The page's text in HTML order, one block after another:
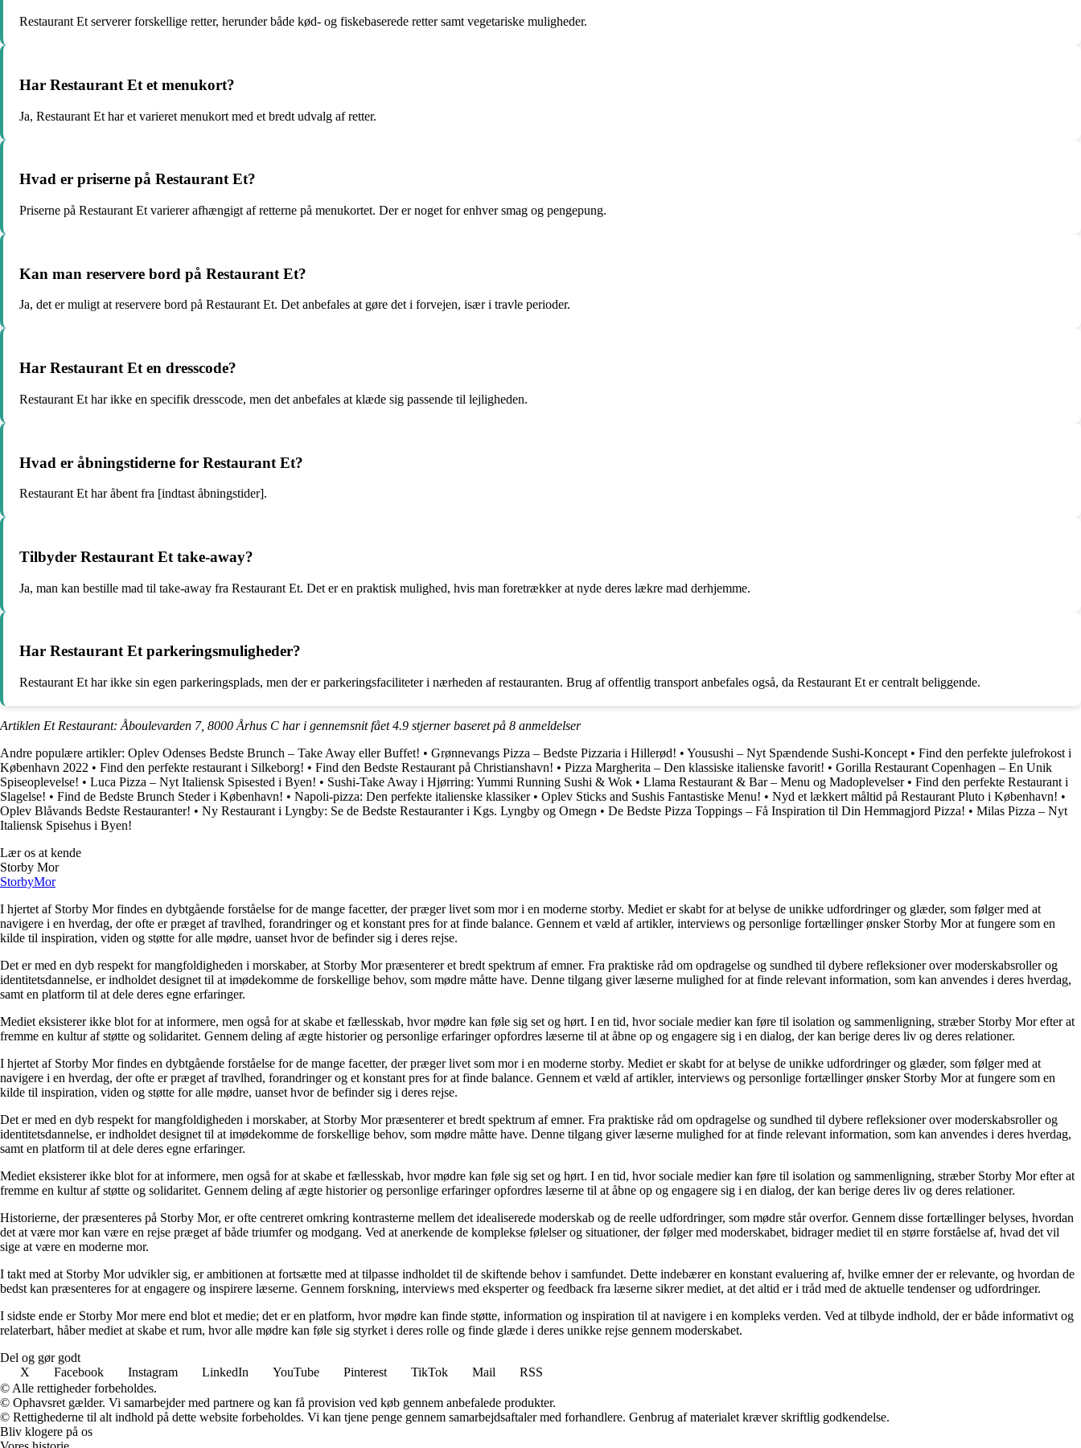
Restaurant Et serverer forskellige retter, herunder både kød- og fiskebaserede retter samt vegetariske muligheder.
Har Restaurant Et et menukort?
Ja, Restaurant Et har et varieret menukort med et bredt udvalg af retter.
Hvad er priserne på Restaurant Et?
Priserne på Restaurant Et varierer afhængigt af retterne på menukortet. Der er noget for enhver smag og pengepung.
Kan man reservere bord på Restaurant Et?
Ja, det er muligt at reservere bord på Restaurant Et. Det anbefales at gøre det i forvejen, især i travle perioder.
Har Restaurant Et en dresscode?
Restaurant Et har ikke en specifik dresscode, men det anbefales at klæde sig passende til lejligheden.
Hvad er åbningstiderne for Restaurant Et?
Restaurant Et har åbent fra [indtast åbningstider].
Tilbyder Restaurant Et take-away?
Ja, man kan bestille mad til take-away fra Restaurant Et. Det er en praktisk mulighed, hvis man foretrækker at nyde deres lækre mad derhjemme.
Har Restaurant Et parkeringsmuligheder?
Restaurant Et har ikke sin egen parkeringsplads, men der er parkeringsfaciliteter i nærheden af restauranten. Brug af offentlig transport anbefales også, da Restaurant Et er centralt beliggende.
Artiklen Et Restaurant: Åboulevarden 7, 8000 Århus C har i gennemsnit fået4.9 stjerner baseret på 8 anmeldelser
Andre populære artikler: Oplev Odenses Bedste Brunch – Take Away eller Buffet! • Grønnevangs Pizza – Bedste Pizzaria i Hillerød! • Yousushi – Nyt Spændende Sushi-Koncept • Find den perfekte julefrokost i
København 2022 • Find den perfekte restaurant i Silkeborg! • Find den Bedste Restaurant på Christianshavn! • Pizza Margherita – Den klassiske italienske favorit! • Gorilla Restaurant Copenhagen – En Unik
Spiseoplevelse! • Luca Pizza – Nyt Italiensk Spisested i Byen! • Sushi-Take Away i Hjørring: Yummi Running Sushi & Wok • Llama Restaurant & Bar – Menu og Madoplevelser• Find den perfekte Restaurant i
Slagelse! • Find de Bedste Brunch Steder i København! • Napoli-pizza: Den perfekte italienske klassiker• Oplev Sticks and Sushis Fantastiske Menu! • Nyd et lækkert måltid på Restaurant Pluto i København! •
Oplev Blåvands Bedste Restauranter! • Ny Restaurant i Lyngby: Se de Bedste Restauranter i Kgs. Lyngby og Omegn • De Bedste Pizza Toppings – Få Inspiration til Din Hemmagjord Pizza! • Milas Pizza – Nyt
Italiensk Spisehus i Byen!
Lær os at kende
Storby Mor
StorbyMor
I hjertet af Storby Mor findes en dybtgående forståelse for de mange facetter, der præger livet som mor i en moderne storby. Mediet er skabt for at belyse de unikke udfordringer og glæder, som følger med at
navigere i en hverdag, der ofte er præget af travlhed, forandringer og et konstant pres for at finde balance. Gennem et væld af artikler, interviews og personlige fortællinger ønsker Storby Mor at fungere som en
kilde til inspiration, viden og støtte for alle mødre, uanset hvor de befinder sig i deres rejse.
Det er med en dyb respekt for mangfoldigheden i morskaber, at Storby Mor præsenterer et bredt spektrum af emner. Fra praktiske råd om opdragelse og sundhed til dybere refleksioner over moderskabsroller og
identitetsdannelse, er indholdet designet til at imødekomme de forskellige behov, som mødre måtte have. Denne tilgang giver læserne mulighed for at finde relevant information, som kan anvendes i deres hverdag,
samt en platform til at dele deres egne erfaringer.
Mediet eksisterer ikke blot for at informere, men også for at skabe et fællesskab, hvor mødre kan føle sig set og hørt. I en tid, hvor sociale medier kan føre til isolation og sammenligning, stræber Storby Mor efter at
fremme en kultur af støtte og solidaritet. Gennem deling af ægte historier og personlige erfaringer opfordres læserne til at åbne op og engagere sig i en dialog, der kan berige deres liv og deres relationer.
I hjertet af Storby Mor findes en dybtgående forståelse for de mange facetter, der præger livet som mor i en moderne storby. Mediet er skabt for at belyse de unikke udfordringer og glæder, som følger med at
navigere i en hverdag, der ofte er præget af travlhed, forandringer og et konstant pres for at finde balance. Gennem et væld af artikler, interviews og personlige fortællinger ønsker Storby Mor at fungere som en
kilde til inspiration, viden og støtte for alle mødre, uanset hvor de befinder sig i deres rejse.
Det er med en dyb respekt for mangfoldigheden i morskaber, at Storby Mor præsenterer et bredt spektrum af emner. Fra praktiske råd om opdragelse og sundhed til dybere refleksioner over moderskabsroller og
identitetsdannelse, er indholdet designet til at imødekomme de forskellige behov, som mødre måtte have. Denne tilgang giver læserne mulighed for at finde relevant information, som kan anvendes i deres hverdag,
samt en platform til at dele deres egne erfaringer.
Mediet eksisterer ikke blot for at informere, men også for at skabe et fællesskab, hvor mødre kan føle sig set og hørt. I en tid, hvor sociale medier kan føre til isolation og sammenligning, stræber Storby Mor efter at
fremme en kultur af støtte og solidaritet. Gennem deling af ægte historier og personlige erfaringer opfordres læserne til at åbne op og engagere sig i en dialog, der kan berige deres liv og deres relationer.
Historierne, der præsenteres på Storby Mor, er ofte centreret omkring kontrasterne mellem det idealiserede moderskab og de reelle udfordringer, som mødre står overfor. Gennem disse fortællinger belyses, hvordan
det at være mor kan være en rejse præget af både triumfer og modgang. Ved at anerkende de komplekse følelser og situationer, der følger med moderskabet, bidrager mediet til en større forståelse af, hvad det vil
sige at være en moderne mor.
I takt med at Storby Mor udvikler sig, er ambitionen at fortsætte med at tilpasse indholdet til de skiftende behov i samfundet. Dette indebærer en konstant evaluering af, hvilke emner der er relevante, og hvordan de
bedst kan præsenteres for at engagere og inspirere læserne. Gennem forskning, interviews med eksperter og feedback fra læserne sikrer mediet, at det altid er i tråd med de aktuelle tendenser og udfordringer.
I sidste ende er Storby Mor mere end blot et medie; det er en platform, hvor mødre kan finde støtte, information og inspiration til at navigere i en kompleks verden. Ved at tilbyde indhold, der er både informativt og
relaterbart, håber mediet at skabe et rum, hvor alle mødre kan føle sig styrket i deres rolle og finde glæde i deres unikke rejse gennem moderskabet.
Del og gør godt
X
Facebook Instagram LinkedIn YouTube Pinterest TikTok Mail
RSS
© Alle rettigheder forbeholdes.
© Ophavsret gælder. Vi samarbejder med partnere og kan få provision ved køb gennem anbefalede produkter.
© Rettighederne til alt indhold på dette website forbeholdes. Vi kan tjene penge gennem samarbejdsaftaler med forhandlere. Genbrug af materialet kræver skriftlig godkendelse.
Bliv klogere på os